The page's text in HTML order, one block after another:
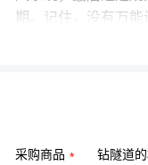
期。记住，没有万
采购商品